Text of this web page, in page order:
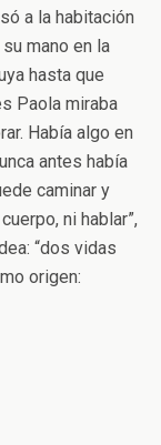
a la habitación
mano en la
hasta que
Paola miraba
Había algo en
antes había
caminar y
ni hablar”,
“dos vidas
origen: